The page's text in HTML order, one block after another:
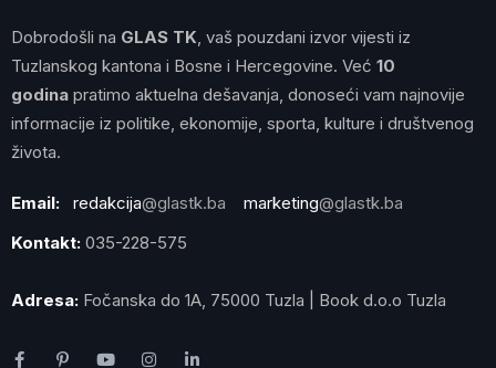
Dobrodošli na GLAS TK , vaš pouzdani izvor vijesti iz
Tuzlanskog kantona i Bosne i Hercegovine. Već 10
godina pratimo aktuelna dešavanja, donoseći vam najnovije
informacije iz politike, ekonomije, sporta, kulture i društvenog
života.
Email: redakcija@glastk.ba marketing@glastk.ba
Kontakt: 035-228-575
Adresa: Fočanska do 1A, 75000 Tuzla | Book d.o.o Tuzla